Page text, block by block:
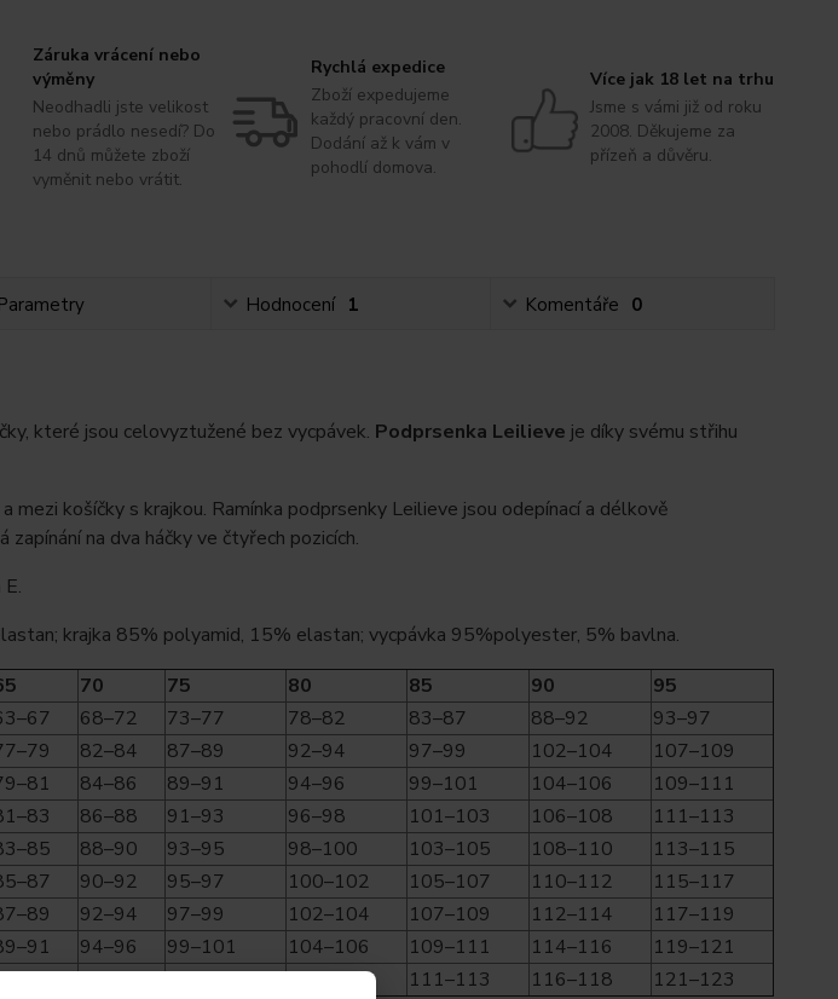
Záruka vrácení nebo
výměny
Neodhadli jste velikost
nebo prádlo nesedí? Do
14 dnů můžete zboží
vyměnit nebo vrátit.
Rychlá expedice
Zboží expedujeme
každý pracovní den.
Dodání až k vám v
pohodlí domova.
Více jak 18 let na trhu
Jsme s vámi již od roku
2008. Děkujeme za
přízeň a důvěru.
Parametry Hodnocení 1 Komentáře 0
které jsou celovyztužené bez vycpávek. Podprsenka Leilieve je díky svému střihu
mezi košíčky s krajkou. Ramínka podprsenky Leilieve jsou odepínací a délkově
zapínání na dva háčky ve čtyřech pozicích.
krajka 85% polyamid, 15% elastan; vycpávka 95%polyester, 5% bavlna.
70 75 80 85 90
95
68–72 73–77 78–82 83–87 88–92
93–97
82–84 87–89 92–94 97–99 102–104
107–109
84–86 89–91 94–96 99–101 104–106
109–111
86–88 91–93 96–98 101–103 106–108
111–113
88–90 93–95 98–100 103–105 108–110
113–115
90–92 95–97 100–102 105–107 110–112
115–117
92–94 97–99 102–104 107–109 112–114
117–119
94–96 99–101 104–106 109–111 114–116
119–121
96–98 101–103 106–108 111–113 116–118 121–123